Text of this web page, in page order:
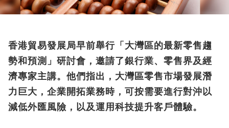
香港貿易發展局早前舉行「大灣區的最新零售趨
勢和預測」研討會，邀請了銀行業、零售界及經
濟專家主講。他們指出，大灣區零售市場發展潛
力巨大，企業開拓業務時，可按需要進行對沖以
減低外匯風險，以及運用科技提升客戶體驗。